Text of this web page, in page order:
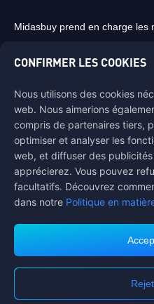
Midasbuy prend en charge les
Contactez-nous
Si vous avez besoin d'aide,
"Service client" pour entrer en
Service client
Conditions d'utilisation
Politique de Cookies
COPYRIGHT © High Morale
CONFIRMER LES COOKIES
Nous utilisons des cookies
web. Nous aimerions
compris de partenaires tiers,
optimiser et analyser les
web, et diffuser des
apprécierez. Vous pouvez
facultatifs. Découvrez
dans notre Politique en